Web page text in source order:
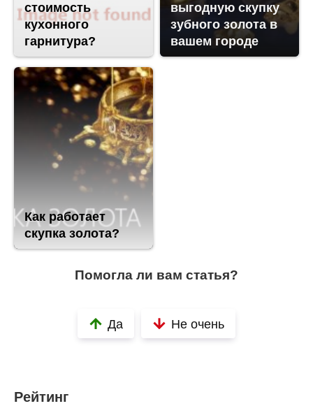
стоимость
кухонного
гарнитура?
выгодную скупку
зубного золота в
вашем городе
Как работает
скупка золота?
Помогла ли вам статья?
Да Не очень
Рейтинг